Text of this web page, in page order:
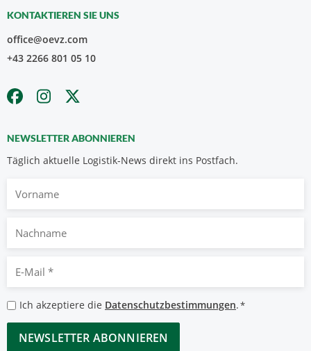
KONTAKTIEREN SIE UNS
office@oevz.com
+43 2266 801 05 10
NEWSLETTER ABONNIEREN
Täglich aktuelle Logistik-News direkt ins Postfach.
Nachname
Mail
*
Datenschutzbestimmungen
*
Ich akzeptiere die Datenschutzbestimmungen.*
CAPTCHA